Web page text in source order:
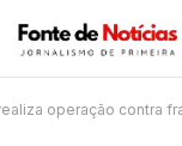
fraude bancária e lavagem de dinheiro em São